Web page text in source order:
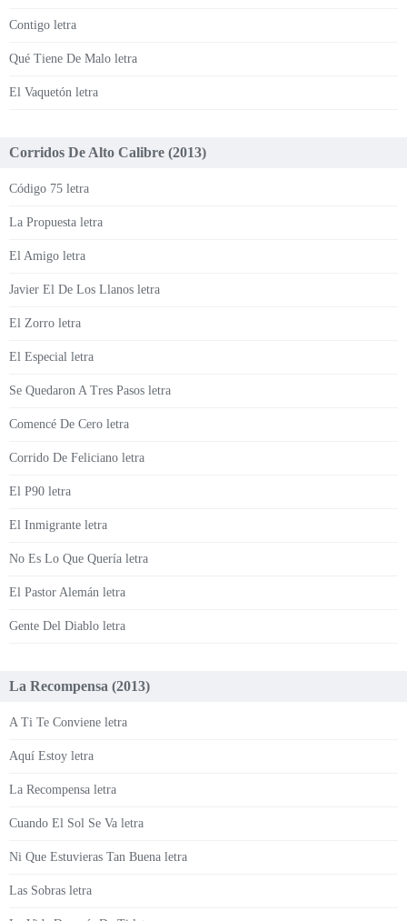
Contigo letra
Qué Tiene De Malo letra
El Vaquetón letra
Corridos De Alto Calibre (2013)
Código 75 letra
La Propuesta letra
El Amigo letra
Javier El De Los Llanos letra
El Zorro letra
El Especial letra
Se Quedaron A Tres Pasos letra
Comencé De Cero letra
Corrido De Feliciano letra
El P90 letra
El Inmigrante letra
No Es Lo Que Quería letra
El Pastor Alemán letra
Gente Del Diablo letra
La Recompensa (2013)
A Ti Te Conviene letra
Aquí Estoy letra
La Recompensa letra
Cuando El Sol Se Va letra
Ni Que Estuvieras Tan Buena letra
Las Sobras letra